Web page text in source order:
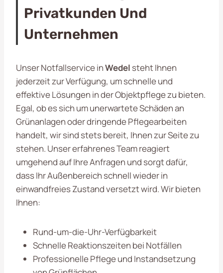
Privatkunden Und
Unternehmen
Unser Notfallservice inWedel steht Ihnen
jederzeit zur Verfügung, um schnelle und
effektive Lösungen in der Objektpflege zu bieten.
Egal, ob es sich um unerwartete Schäden an
Grünanlagen oder dringende Pflegearbeiten
handelt, wir sind stets bereit, Ihnen zur Seite zu
stehen. Unser erfahrenes Team reagiert
umgehend auf Ihre Anfragen und sorgt dafür,
dass Ihr Außenbereich schnell wieder in
einwandfreies Zustand versetzt wird. Wir bieten
Ihnen:
Rund-um-die-Uhr-Verfügbarkeit
Schnelle Reaktionszeiten bei Notfällen
Professionelle Pflege und Instandsetzung